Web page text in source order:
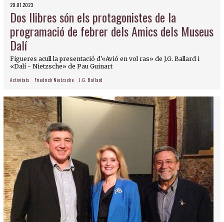
29.01.2023
Dos llibres són els protagonistes de la
programació de febrer dels Amics dels Museus
Dalí
Figueres acull la presentació d'«Avió en vol ras» de J.G. Ballard i
«Dalí - Nietzsche» de Pau Guinart
Activitats Friedrich Nietzsche J.G. Ballard